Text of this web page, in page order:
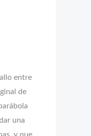
entre
de
una